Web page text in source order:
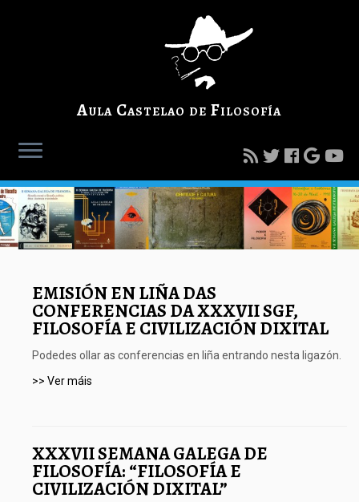
Aula Castelao de Filosofía
EMISIÓN EN LIÑA DAS
CONFERENCIAS DA XXXVII SGF,
FILOSOFÍA E CIVILIZACIÓN DIXITAL
Podedes ollar as conferencias en liña entrando nesta ligazón.
>> Ver máis
XXXVII SEMANA GALEGA DE
FILOSOFÍA: “FILOSOFÍA E
CIVILIZACIÓN DIXITAL”